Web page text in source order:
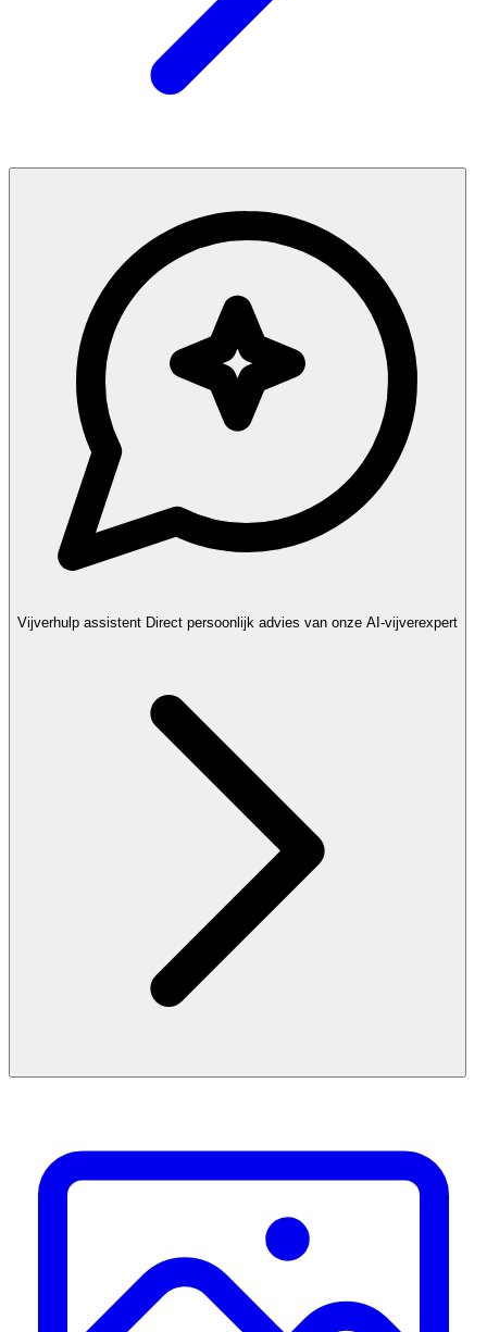
Vijverhulp assistent Direct persoonlijk advies van onze AI-vijverexpert